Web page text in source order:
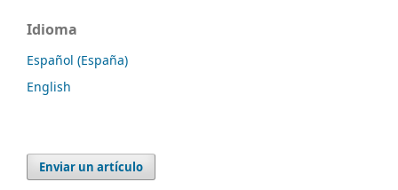
Idioma
Español (España)
English
Enviar un artículo